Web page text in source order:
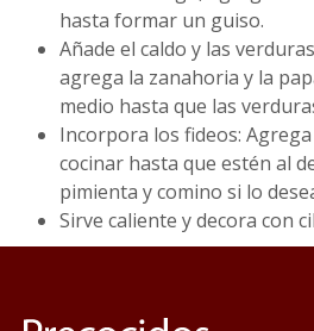
hasta formar un guiso.
Añade el caldo y las
agrega la zanahoria y la
medio hasta que las
Incorpora los fideos:
cocinar hasta que estén al
pimienta y comino si lo
Sirve caliente y decora con